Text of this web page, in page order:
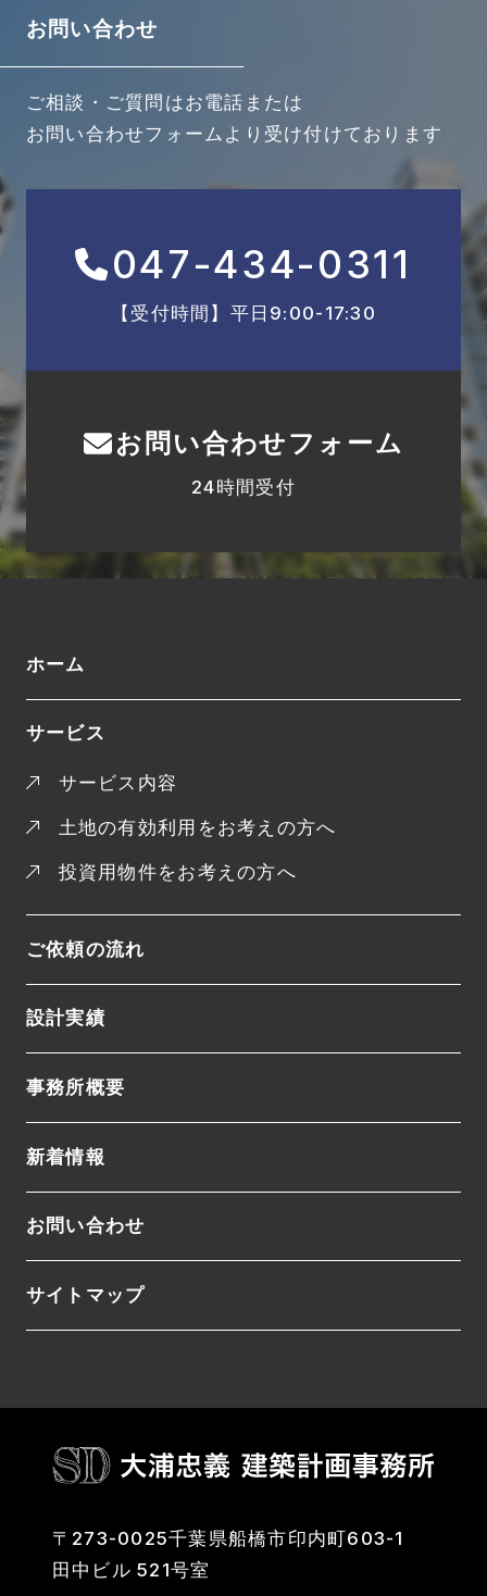
お問い合わせ
ご相談・ご質問はお電話または
お問い合わせフォームより受け付けております
047-434-0311
【受付時間】平日9:00-17:30
お問い合わせフォーム
24時間受付
ホーム
サービス
サービス内容
土地の有効利用をお考えの方へ
投資用物件をお考えの方へ
ご依頼の流れ
設計実績
事務所概要
新着情報
お問い合わせ
サイトマップ
〒273-0025千葉県船橋市印内町603-1
田中ビル 521号室